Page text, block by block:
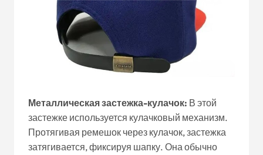
Металлическая застежка-кулачок: В этой
застежке используется кулачковый механизм.
Протягивая ремешок через кулачок, застежка
затягивается, фиксируя шапку. Она обычно